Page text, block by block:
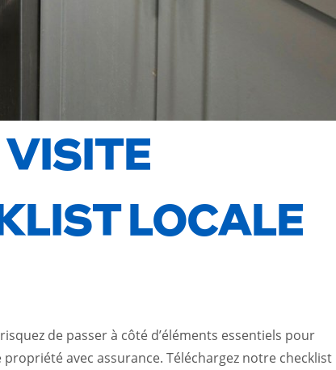
LOCALE
de passer à côté d’éléments essentiels pour
avec assurance. Téléchargez notre checklist